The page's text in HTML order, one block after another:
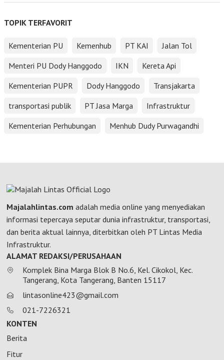
TOPIK TERFAVORIT
Kementerian PU Kemenhub PT KAI
Jalan Tol
Menteri PU Dody Hanggodo
IKN
Kereta Api
Kementerian PUPR
Dody Hanggodo
Transjakarta
transportasi publik
PT Jasa Marga
Infrastruktur
Kementerian Perhubungan
Menhub Dudy Purwagandhi
Majalahlintas.com adalah media online yang menyediakan
informasi tepercaya seputar dunia infrastruktur, transportasi,
dan berita aktual lainnya, diterbitkan oleh PT Lintas Media
Infrastruktur.
ALAMAT REDAKSI/PERUSAHAAN
Komplek Bina Marga Blok B No.6, Kel. Cikokol, Kec.
Tangerang, Kota Tangerang, Banten 15117
lintasonline423@gmail.com
021-7226321
KONTEN
Berita
Fitur